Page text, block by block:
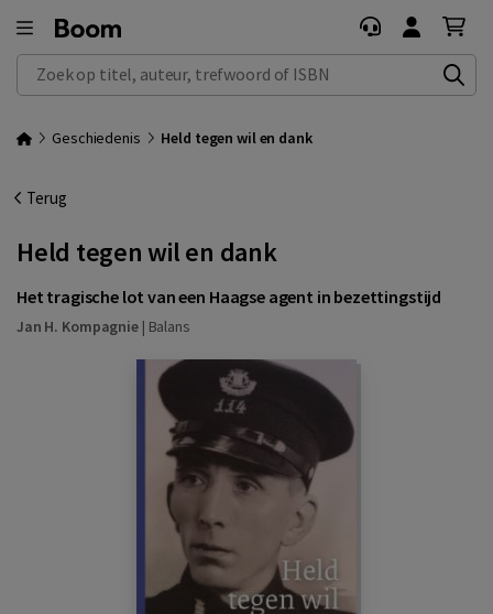
Zoek op titel, auteur, trefwoord of ISBN
Geschiedenis Held tegen wil en dank
Terug
Held tegen wil en dank
Het tragische lot van een Haagse agent in bezettingstijd
Jan H. Kompagnie| Balans